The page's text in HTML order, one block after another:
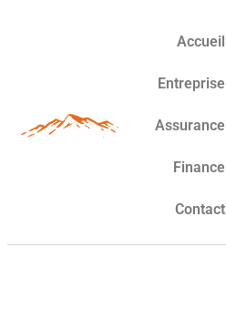
Accueil
Entreprise
Assurance
Finance
Contact